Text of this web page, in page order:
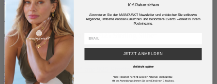
Schnellansicht
Alle Ohrringe
Creolen “Katharina Alma” aus 925 Sterling Silber
149,90€ inkl. MwSt.
In den Warenkorb
Schnellansicht
10 € Rabatt sichern
Abonnieren Sie den MAINPUNKT Newsletter und entdecken Sie exklusive
Angebote, limitierte Produkt-Launches und besondere Events – direkt in Ihrem
Posteingang.
JETZT ANMELDEN
Vielleicht später
*Der Rabatt ist nicht mit anderen Aktionen kombinierbar.
Mit der Anmeldung stimmen Sie dem Erhalt von E-Mails zu.